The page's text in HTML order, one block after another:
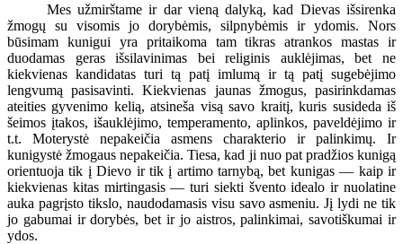
Mes užmirštame ir dar vieną dalyką, kad Dievas išsirenka
žmogų su visomis jo dorybėmis, silpnybėmis ir ydomis. Nors
būsimam kunigui yra pritaikoma tam tikras atrankos mastas ir
duodamas geras išsilavinimas bei religinis auklėjimas, bet ne
kiekvienas kandidatas turi tą patį imlumą ir tą patį sugebėjimo
lengvumą pasisavinti. Kiekvienas jaunas žmogus, pasirinkdamas
ateities gyvenimo kelią, atsineša visą savo kraitį, kuris susideda iš
šeimos įtakos, išauklėjimo, temperamento, aplinkos, paveldėjimo ir
t.t. Moterystė nepakeičia asmens charakterio ir palinkimų. Ir
kunigystė žmogaus nepakeičia. Tiesa, kad ji nuo pat pradžios kunigą
orientuoja tik į Dievo ir tik į artimo tarnybą, bet kunigas — kaip ir
kiekvienas kitas mirtingasis — turi siekti švento idealo ir nuolatine
auka pagrįsto tikslo, naudodamasis visu savo asmeniu. Jį lydi ne tik
jo gabumai ir dorybės, bet ir jo aistros, palinkimai, savotiškumai ir
ydos.